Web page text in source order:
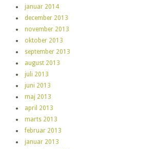
januar 2014
december 2013
november 2013
oktober 2013
september 2013
august 2013
juli 2013
juni 2013
maj 2013
april 2013
marts 2013
februar 2013
januar 2013